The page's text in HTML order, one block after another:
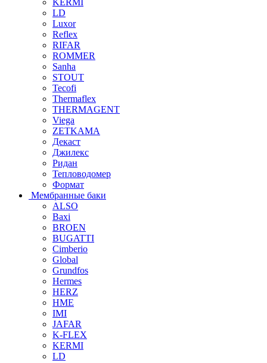
LD
Luxor
Reflex
RIFAR
ROMMER
Sanha
STOUT
Tecofi
Thermaflex
THERMAGENT
Viega
ZETKAMA
Декаст
Джилекс
Ридан
Тепловодомер
Формат
Мембранные баки
ALSO
Baxi
BROEN
BUGATTI
Cimberio
Global
Grundfos
Hermes
HERZ
HME
IMI
JAFAR
K-FLEX
KERMI
LD